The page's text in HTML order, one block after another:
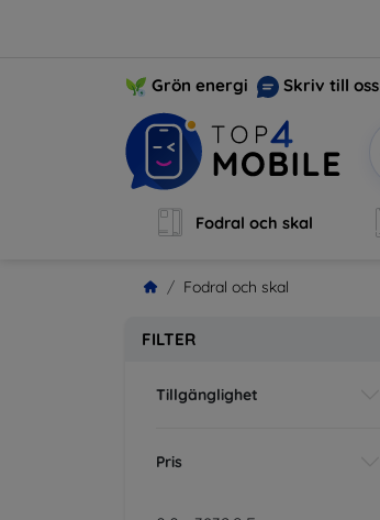
Grön energi Skriv till oss
Fodral och skal
Fodral och skal
FILTER
Tillgänglighet
Pris